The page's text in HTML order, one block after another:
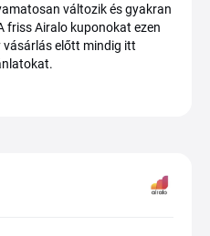
változik és gyakran
friss Airalo kuponokat ezen
vásárlás előtt mindig itt